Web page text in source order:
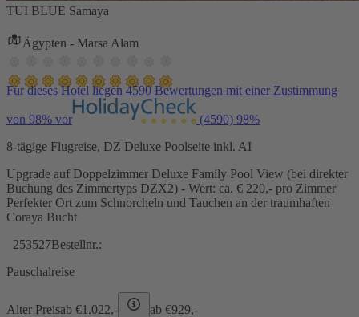
TUI BLUE Samaya
Ägypten - Marsa Alam
Für dieses Hotel liegen 4590 Bewertungen mit einer Zustimmung
von 98% vor (4590) 98%
8-tägige Flugreise, DZ Deluxe Poolseite inkl. AI
Upgrade auf Doppelzimmer Deluxe Family Pool View (bei direkter
Buchung des Zimmertyps DZX2) - Wert: ca. € 220,- pro Zimmer
Perfekter Ort zum Schnorcheln und Tauchen an der traumhaften
Coraya Bucht
253527Bestellnr.:
Pauschalreise
Alter Preisab €1.022,- ab €929,-